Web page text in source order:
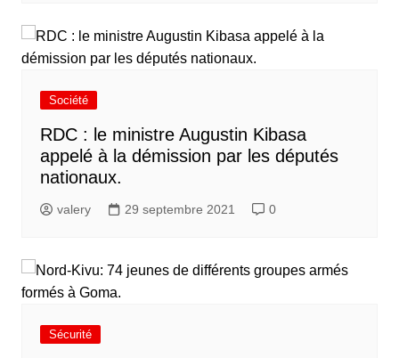
Société
RDC : le ministre Augustin Kibasa
appelé à la démission par les députés
nationaux.
valery 29 septembre 2021 0
Sécurité